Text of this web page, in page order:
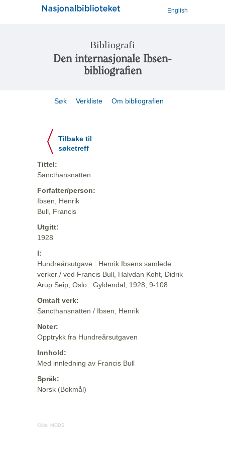
English
Bibliografi
Den internasjonale Ibsen-
bibliografien
Søk Verkliste Om bibliografien
Tilbake til
søketreff
Tittel:
Sancthansnatten
Forfatter/person:
Ibsen, Henrik
Bull, Francis
Utgitt:
1928
I:
Hundreårsutgave : Henrik Ibsens samlede
verker / ved Francis Bull, Halvdan Koht, Didrik
Arup Seip, Oslo : Gyldendal, 1928, 9-108
Omtalt verk:
Sancthansnatten / Ibsen, Henrik
Noter:
Opptrykk fra Hundreårsutgaven
Innhold:
Med innledning av Francis Bull
Språk:
Norsk (Bokmål)
Kilde: MODS